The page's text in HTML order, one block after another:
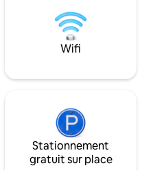
ne
le
Nous sommes
vous faisant des
rendre votre
agréable !
Wifi
Stationnement
gratuit sur place